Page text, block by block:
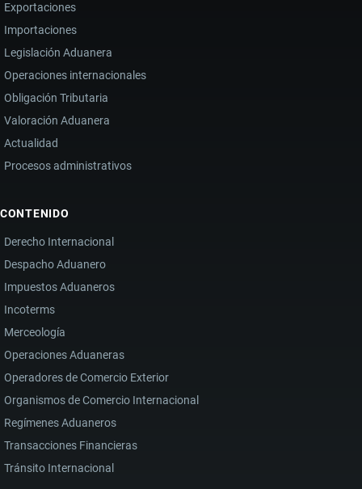
Exportaciones
Importaciones
Legislación Aduanera
Operaciones internacionales
Obligación Tributaria
Valoración Aduanera
Actualidad
Procesos administrativos
CONTENIDO
Derecho Internacional
Despacho Aduanero
Impuestos Aduaneros
Incoterms
Merceología
Operaciones Aduaneras
Operadores de Comercio Exterior
Organismos de Comercio Internacional
Regímenes Aduaneros
Transacciones Financieras
Tránsito Internacional